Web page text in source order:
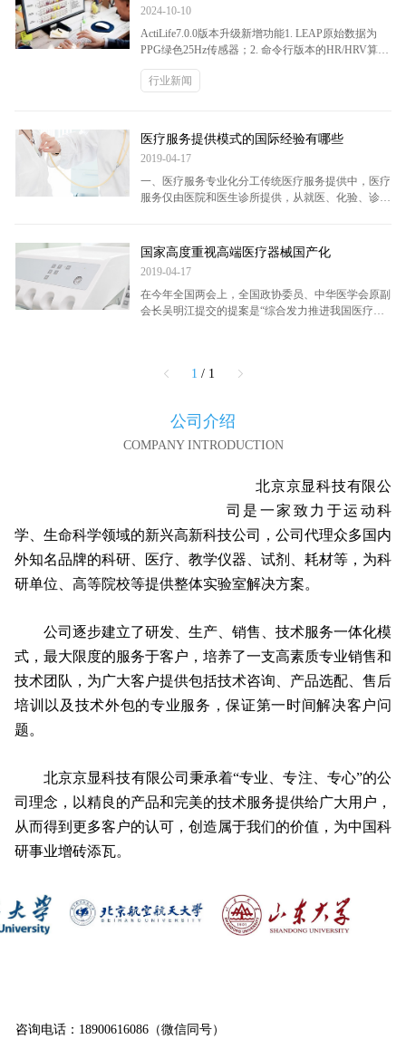
数字转换于一体的全能型桌面设备。它能够同步捕捉
并分析高密度矩阵表面肌电图（HD...
2024-10-10
ActiLife7.0.0版本升级新增功能1. LEAP原始数据为
PPG绿色25Hz传感器；2. 命令行版本的HR/HRV算
法；3. ActiLife license检查更改；4. 错误bug修补； 更
新ActiLife 7.0.0将需要一个新的或升级的许可密钥。
#50586：...
行业新闻
医疗服务提供模式的国际经验有哪些
2019-04-17
一、医疗服务专业化分工传统医疗服务提供中，医疗
服务仅由医院和医生诊所提供，从就医、化验、诊
成本高…
国家高度重视高端医疗器械国产化
2019-04-17
在今年全国两会上，全国政协委员、中华医学会原副
会长吴明江提交的提案是“综合发力推进我国医疗器
1 / 1
公司介绍
COMPANY INTRODUCTION
北京京显科技有限公
司是一家致力于运动科
学、生命科学领域的新兴高新科技公司，公司代理众多国内
外知名品牌的科研、医疗、教学仪器、试剂、耗材等，为科
研单位、高等院校等提供整体实验室解决方案。
公司逐步建立了研发、生产、销售、技术服务一体化模
式，最大限度的服务于客户，培养了一支高素质专业销售和
技术团队，为广大客户提供包括技术咨询、产品选配、售后
培训以及技术外包的专业服务，保证第一时间解决客户问
题。
北京京显科技有限公司秉承着“专业、专注、专心”的公
司理念，以精良的产品和完美的技术服务提供给广大用户，
从而得到更多客户的认可，创造属于我们的价值，为中国科
研事业增砖添瓦。
咨询电话： 18900616086（微信同号）